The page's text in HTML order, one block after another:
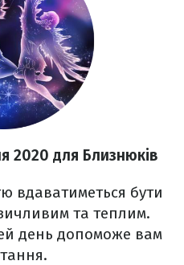
2020 для Близнюків
вдаватиметься бути
та теплим.
день допоможе вам